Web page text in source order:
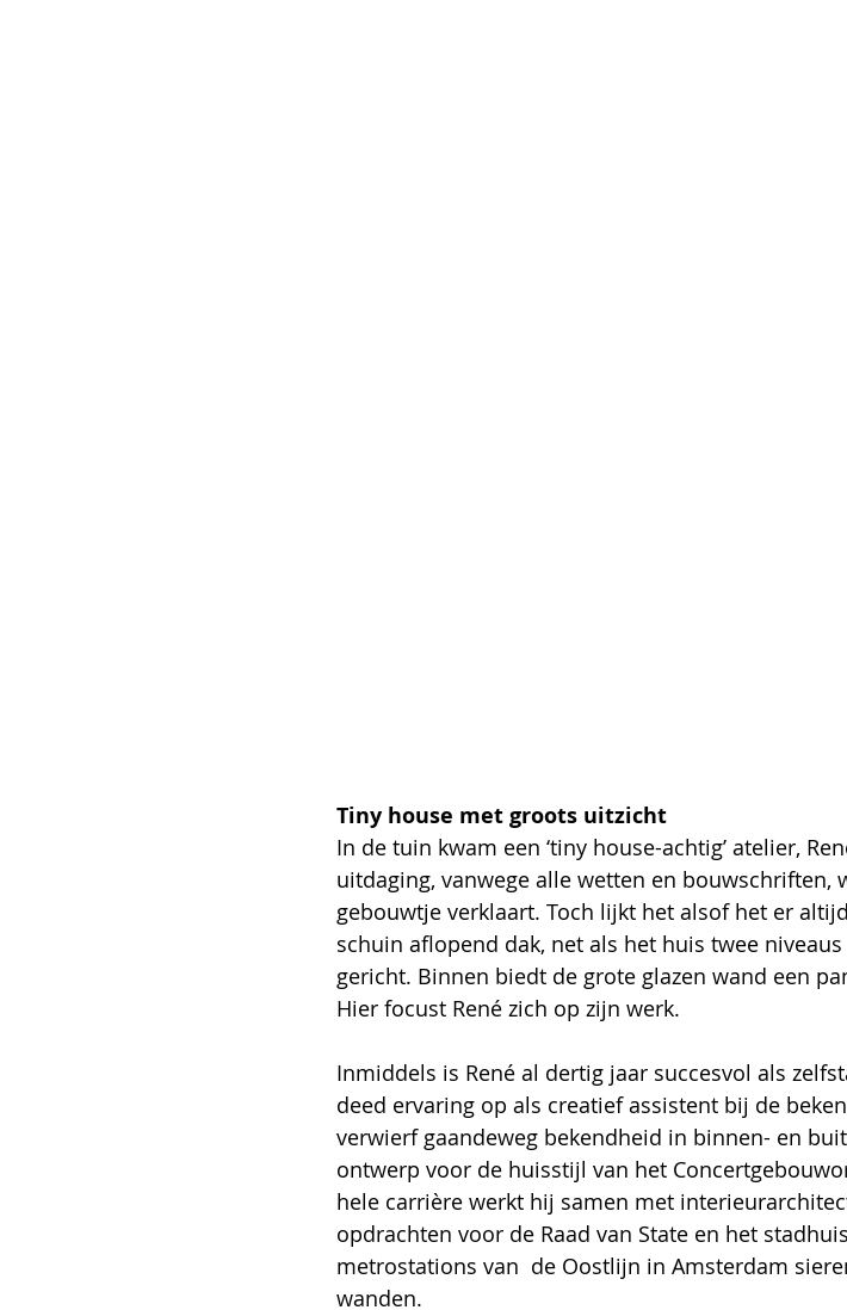
Tiny house met groots uitzicht
In de tuin kwam een ‘tiny house-achtig’ atelier,
uitdaging, vanwege alle wetten en bouwschriften,
gebouwtje verklaart. Toch lijkt het alsof het er
schuin aflopend dak, net als het huis twee
gericht. Binnen biedt de grote glazen wand een
Hier focust René zich op zijn werk.
Inmiddels is René al dertig jaar succesvol als
deed ervaring op als creatief assistent bij de
verwierf gaandeweg bekendheid in binnen- en
ontwerp voor de huisstijl van het
hele carrière werkt hij samen met
opdrachten voor de Raad van State en het
metrostations van  de Oostlijn in Amsterdam
wanden.